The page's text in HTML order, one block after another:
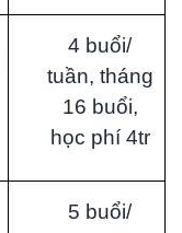
4 buổi/
tuần, tháng
16 buổi,
học phí 4tr
5 buổi/